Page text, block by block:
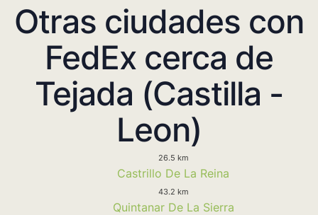
Otras ciudades con
FedEx cerca de
Tejada (Castilla -
Leon)
26.5 km
Castrillo De La Reina
43.2 km
Quintanar De La Sierra